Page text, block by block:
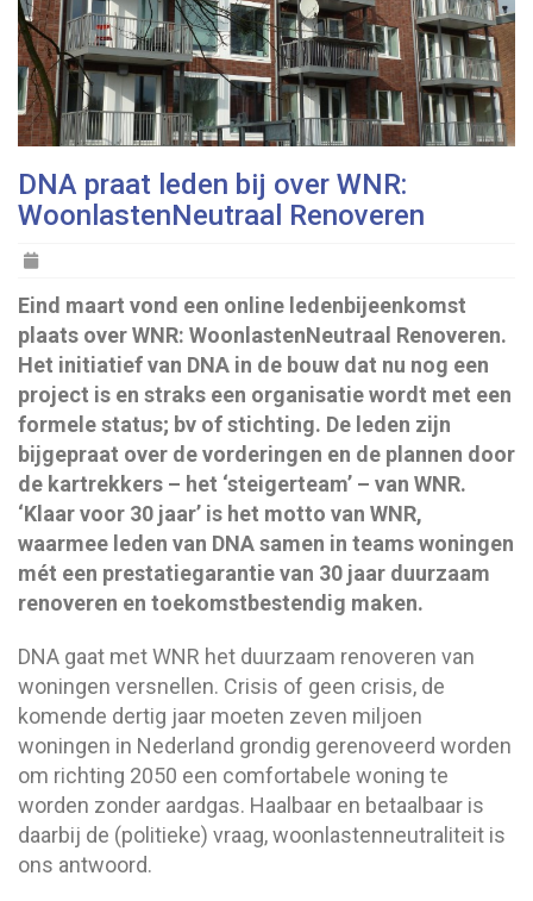
DNA praat leden bij over WNR:
WoonlastenNeutraal Renoveren
Eind maart vond een online ledenbijeenkomst
plaats over WNR: WoonlastenNeutraal Renoveren.
Het initiatief van DNA in de bouw dat nu nog een
project is en straks een organisatie wordt met een
formele status; bv of stichting. De leden zijn
bijgepraat over de vorderingen en de plannen door
de kartrekkers – het ‘steigerteam’ – van WNR.
‘Klaar voor 30 jaar’ is het motto van WNR,
waarmee leden van DNA samen in teams woningen
mét een prestatiegarantie van 30 jaar duurzaam
renoveren en toekomstbestendig maken.
DNA gaat met WNR het duurzaam renoveren van
woningen versnellen. Crisis of geen crisis, de
komende dertig jaar moeten zeven miljoen
woningen in Nederland grondig gerenoveerd worden
om richting 2050 een comfortabele woning te
worden zonder aardgas. Haalbaar en betaalbaar is
daarbij de (politieke) vraag, woonlastenneutraliteit is
ons antwoord.